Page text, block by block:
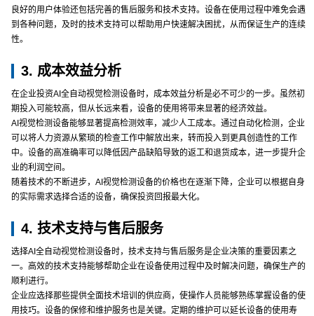
良好的用户体验还包括完善的售后服务和技术支持。设备在使用过程中难免会遇
到各种问题，及时的技术支持可以帮助用户快速解决困扰，从而保证生产的连续
性。
3. 成本效益分析
在企业投资AI全自动视觉检测设备时，成本效益分析是必不可少的一步。虽然初
期投入可能较高，但从长远来看，设备的使用将带来显著的经济效益。
AI视觉检测设备能够显著提高检测效率，减少人工成本。通过自动化检测，企业
可以将人力资源从繁琐的检查工作中解放出来，转而投入到更具创造性的工作
中。设备的高准确率可以降低因产品缺陷导致的返工和退货成本，进一步提升企
业的利润空间。
随着技术的不断进步，AI视觉检测设备的价格也在逐渐下降，企业可以根据自身
的实际需求选择合适的设备，确保投资回报最大化。
4. 技术支持与售后服务
选择AI全自动视觉检测设备时，技术支持与售后服务是企业决策的重要因素之
一。高效的技术支持能够帮助企业在设备使用过程中及时解决问题，确保生产的
顺利进行。
企业应选择那些提供全面技术培训的供应商，使操作人员能够熟练掌握设备的使
用技巧。设备的保修和维护服务也是关键。定期的维护可以延长设备的使用寿